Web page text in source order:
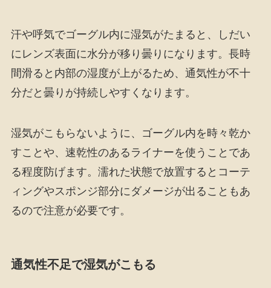
汗や呼気でゴーグル内に湿気がたまると、しだい
にレンズ表面に水分が移り曇りになります。長時
間滑ると内部の湿度が上がるため、通気性が不十
分だと曇りが持続しやすくなります。
湿気がこもらないように、ゴーグル内を時々乾か
すことや、速乾性のあるライナーを使うことであ
る程度防げます。濡れた状態で放置するとコーテ
ィングやスポンジ部分にダメージが出ることもあ
るので注意が必要です。
通気性不足で湿気がこもる